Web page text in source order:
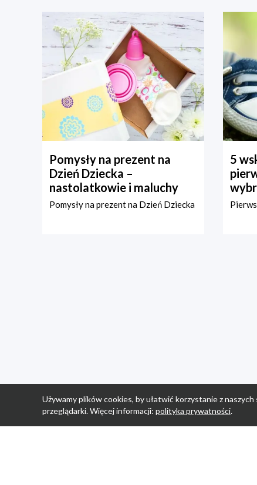
Pomysły na prezent na
Dzień Dziecka –
nastolatkowie i maluchy
Pomysły na prezent na Dzień Dziecka
5
Używamy plików cookies, by ułatwić korzystanie z
przeglądarki. Więcej informacji: polityka prywatności.